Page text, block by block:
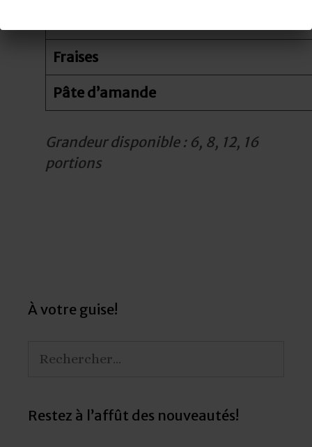
Fraises
Pâte d’amande
Grandeur disponible : 6, 8, 12, 16
portions
À votre guise!
Restez à l’affût des nouveautés!